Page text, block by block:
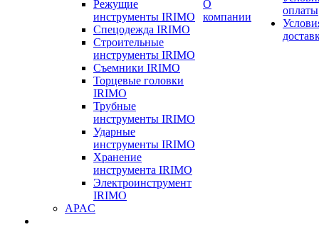
Режущие
инструменты IRIMO
Спецодежда IRIMO
Строительные
инструменты IRIMO
Съемники IRIMO
Торцевые головки
IRIMO
Трубные
инструменты IRIMO
Ударные
инструменты IRIMO
Хранение
инструмента IRIMO
Электроинструмент
IRIMO
APAC
О
компании
оплаты